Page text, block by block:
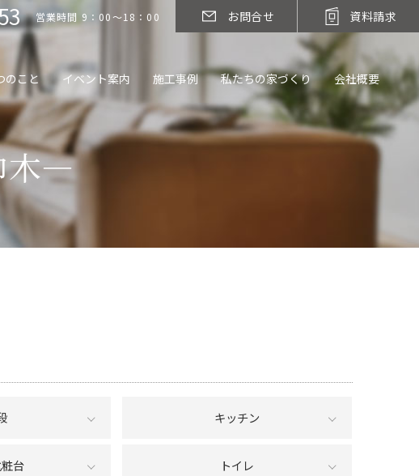
木―
キッチン
台 トイレ
のこと イベント案内 施工事例 私たちの家づくり 会社概要
営業時間 9：00～18：00 お問合せ 資料請求